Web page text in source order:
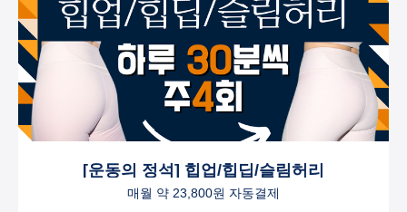
[운동의 정석] 힙업/힙딥/슬림허리
매월 약 23,800원 자동결제